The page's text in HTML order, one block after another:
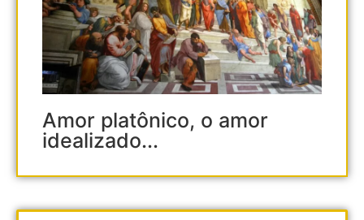
Amor platônico, o amor
idealizado...